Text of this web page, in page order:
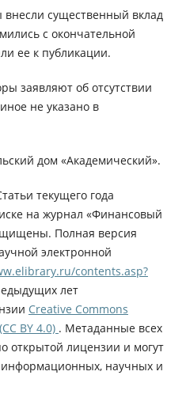
существенный вклад
с окончательной
ее к публикации.
заявляют об отсутствии
не указано в
дом «Академический».
текущего года
на журнал «Финансовый
Полная версия
электронной
contents.asp?
лет
Creative Commons
BY 4.0) . Метаданные всех
открытой лицензии и могут
информационных, научных и